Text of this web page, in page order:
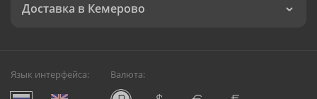
Доставка в Кемерово
Язык интерфейса: Валюта: